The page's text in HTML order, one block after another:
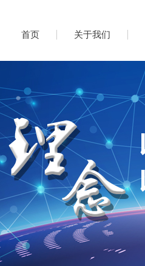
首页 关于我们